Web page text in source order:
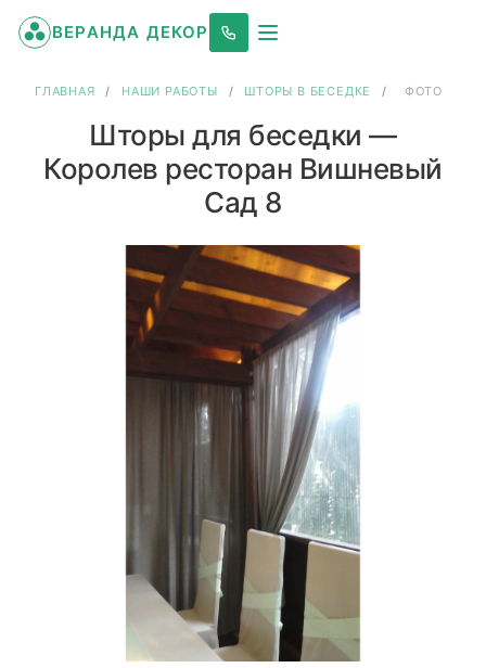
ВЕРАНДА ДЕКОР
ГЛАВНАЯ / НАШИ РАБОТЫ / ШТОРЫ В БЕСЕДКЕ / ФОТО
Шторы для беседки —
Королев ресторан Вишневый
Сад 8